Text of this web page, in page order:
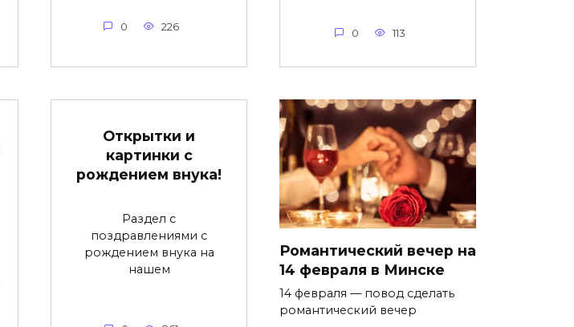
0 226
0 113
Открытки и
картинки с
рождением внука!
Раздел с
поздравлениями с
рождением внука на
нашем
Романтический вечер на
14 февраля в Минске
14 февраля — повод сделать
романтический вечер